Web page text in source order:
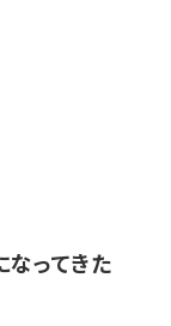
なってきた